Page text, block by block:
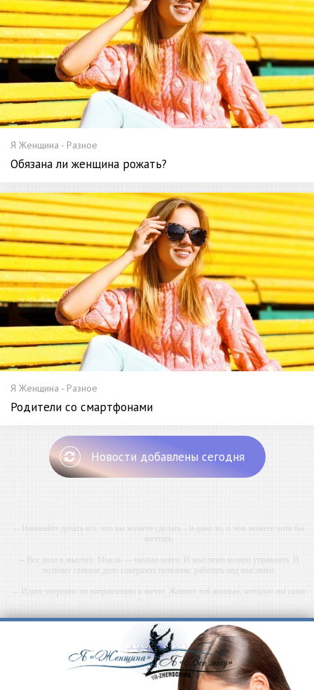
Я Женщина - Разное
Обязана ли женщина рожать?
Я Женщина - Разное
Родители со смартфонами
Новости добавлены сегодня
-- Начинайте делать все, что вы можете сделать – и даже то, о чем можете хотя бы
мечтать.
-- Все дело в мыслях. Мысль — начало всего. И мыслями можно управлять. И
поэтому главное дело совершенствования: работать над мыслями.
-- Идите уверенно по направлению к мечте. Живите той жизнью, которую вы сами
-- Самое большое богатство — это ум. Самая большая нищета — глупость. Из всех
страхов самый пугающий — самолюбование.
-- Лучшее, что можно сделать с хорошим советом, это пропустить его мимо ушей. Он
никогда не бывает полезен никому, кроме того, кто его дал.
-- Люблю давать советы и очень не люблю, когда их дают мне.